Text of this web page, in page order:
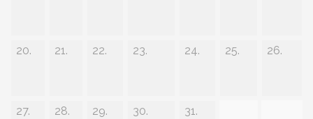
20. 21. 22. 23. 24. 25. 26.
27. 28. 29. 30. 31.